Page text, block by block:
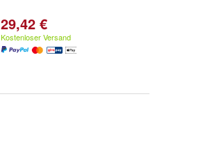
29,42 €
Kostenloser Versand